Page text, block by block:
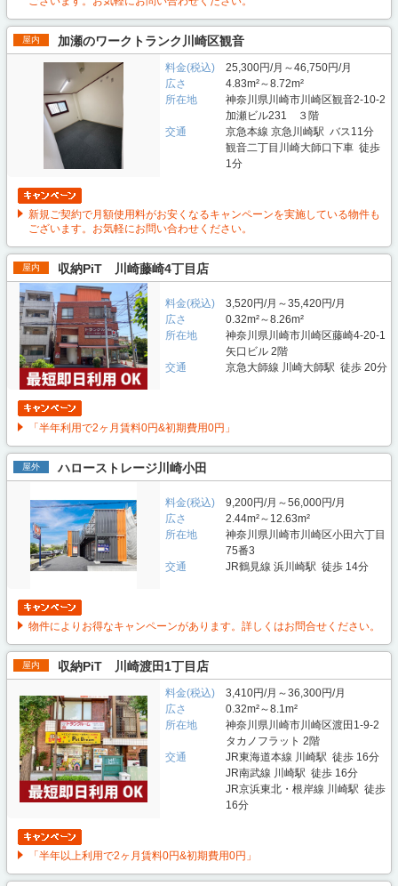
屋内 加瀬のワークトランク川崎区観音
料金(税込)
25,300円/月～46,750円/月
広さ
4.83m²～8.72m²
所在地
神奈川県川崎市川崎区観音2-10-2
加瀬ビル231 ３階
交通
京急本線 京急川崎駅 バス11分
観音二丁目川崎大師口下車 徒歩
1分
新規ご契約で月額使用料がお安くなるキャンペーンを実施している物件も
ございます。お気軽にお問い合わせください。
屋内 収納PiT 川崎藤崎4丁目店
料金(税込)
3,520円/月～35,420円/月
広さ
0.32m²～8.26m²
所在地
神奈川県川崎市川崎区藤崎4-20-1
矢口ビル 2階
交通
京急大師線 川崎大師駅 徒歩 20分
「半年利用で2ヶ月賃料0円&初期費用0円」
屋外 ハローストレージ川崎小田
料金(税込)
9,200円/月～56,000円/月
広さ
2.44m²～12.63m²
所在地
神奈川県川崎市川崎区小田六丁目
75番3
交通
JR鶴見線 浜川崎駅 徒歩 14分
物件によりお得なキャンペーンがあります。詳しくはお問合せください。
屋内 収納PiT 川崎渡田1丁目店
料金(税込)
3,410円/月～36,300円/月
広さ
0.32m²～8.1m²
所在地
神奈川県川崎市川崎区渡田1-9-2
タカノフラット 2階
交通
JR東海道本線 川崎駅 徒歩 16分
JR南武線 川崎駅 徒歩 16分
JR京浜東北・根岸線 川崎駅 徒歩
16分
「半年以上利用で2ヶ月賃料0円&初期費用0円」